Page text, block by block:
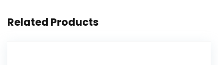
Related Products